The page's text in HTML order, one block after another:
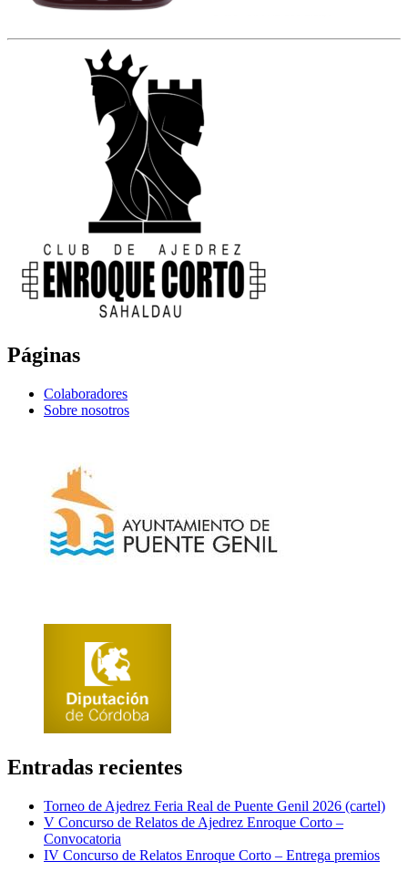
Páginas
Colaboradores
Sobre nosotros
Entradas recientes
Torneo de Ajedrez Feria Real de Puente Genil 2026 (cartel)
V Concurso de Relatos de Ajedrez Enroque Corto –
Convocatoria
IV Concurso de Relatos Enroque Corto – Entrega premios